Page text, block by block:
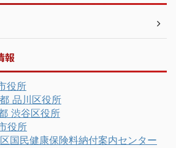
報
役所
品川区役所
渋谷区役所
役所
国民健康保険料納付案内センター